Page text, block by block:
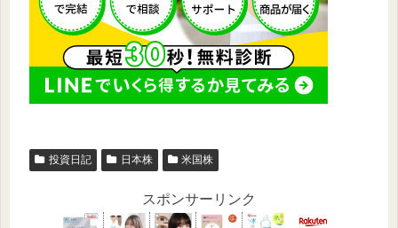
投資日記 日本株 米国株
スポンサーリンク